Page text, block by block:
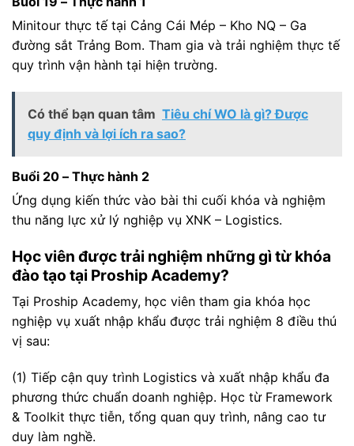
Minitour thực tế tại Cảng Cái Mép – Kho NQ – Ga
đường sắt Trảng Bom. Tham gia và trải nghiệm thực tế
quy trình vận hành tại hiện trường.
Có thể bạn quan tâm Tiêu chí WO là gì? Được
quy định và lợi ích ra sao?
Buổi 20 – Thực hành 2
Ứng dụng kiến thức vào bài thi cuối khóa và nghiệm
thu năng lực xử lý nghiệp vụ XNK – Logistics.
Học viên được trải nghiệm những gì từ khóa
đào tạo tại Proship Academy?
Tại Proship Academy, học viên tham gia khóa học
nghiệp vụ xuất nhập khẩu được trải nghiệm 8 điều thú
vị sau:
(1) Tiếp cận quy trình Logistics và xuất nhập khẩu đa
phương thức chuẩn doanh nghiệp. Học từ Framework
& Toolkit thực tiễn, tổng quan quy trình, nâng cao tư
duy làm nghề.